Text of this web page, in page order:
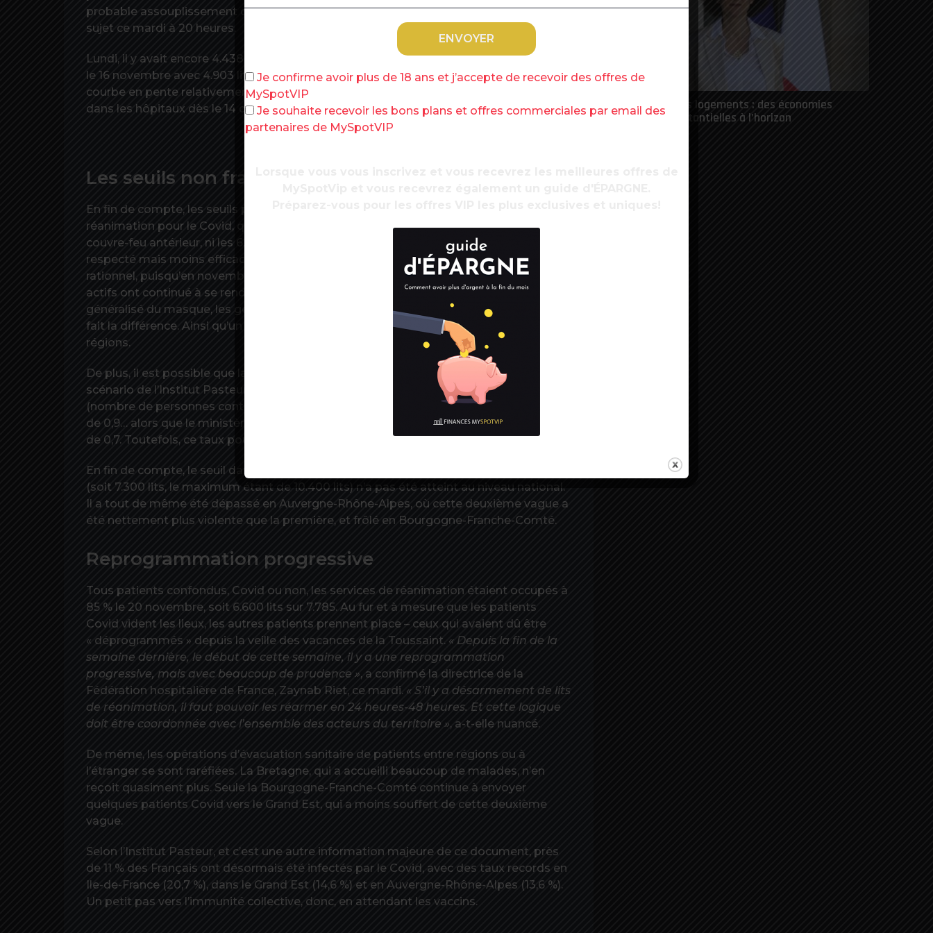
probable assouplissement du confinement – Emmanuel Macron doit s’exprimer à ce
sujet ce mardi à 20 heures.
Lundi, il y avait encore 4.438 malades du Covid en réanimation, le pic ayant été atteint
le 16 novembre avec 4.903 lits occupés par ces patients. L’Institut Pasteur dessine une
courbe en pente relativement douce, avec moins de 1.500 personnes en réanimation
dans les hôpitaux dès le 14 décembre.
Les seuils non franchis
En fin de compte, les seuils prévus n’ont pas été franchis : ni les 9.000 lits de
réanimation pour le Covid, qui correspondaient à une hypothèse sans confinement ni
couvre-feu antérieur, ni les 6.000 lits, fondés sur l’hypothèse d’un confinement
respecté mais moins efficace qu’au printemps . Prévoir une moindre efficacité était
rationnel, puisqu’en novembre les écoles sont restées ouvertes et que de nombreux
actifs ont continué à se rendre au travail. Néanmoins, on peut supposer que le port
généralisé du masque, les gestes barrières et l’éducation sanitaire des Français ont
fait la différence. Ainsi qu’un début d’effet d’immunité collective dans certaines
régions.
De plus, il est possible que la réalité s’avère plus favorable que ces projections. Car le
scénario de l’Institut Pasteur se fonde sur un nombre de reproduction du virus
(nombre de personnes contaminées en moyenne par chaque personne infectée)
de 0,9… alors que le ministère de la Santé, lui, table sur un nombre de reproduction
de 0,7. Toutefois, ce taux pourrait remonter avec la diminution des restrictions.
En fin de compte, le seuil dangereux de 70 % des capacités étendues de réanimation
(soit 7.300 lits, le maximum étant de 10.400 lits) n’a pas été atteint au niveau national.
Il a tout de même été dépassé en Auvergne-Rhône-Alpes, où cette deuxième vague a
été nettement plus violente que la première, et frôlé en Bourgogne-Franche-Comté.
Reprogrammation progressive
Tous patients confondus, Covid ou non, les services de réanimation étaient occupés à
85 % le 20 novembre, soit 6.600 lits sur 7.785. Au fur et à mesure que les patients
Covid vident les lieux, les autres patients prennent place – ceux qui avaient dû être
« déprogrammés » depuis la veille des vacances de la Toussaint. « Depuis la fin de la
semaine dernière, le début de cette semaine, il y a une reprogrammation
progressive, mais avec beaucoup de prudence », a confirmé la directrice de la
Fédération hospitalière de France, Zaynab Riet, ce mardi. « S’il y a désarmement de lits
de réanimation, il faut pouvoir les réarmer en 24 heures-48 heures. Et cette logique
doit être coordonnée avec l’ensemble des acteurs du territoire », a-t-elle nuancé.
De même, les opérations d’évacuation sanitaire de patients entre régions ou à
l’étranger se sont raréfiées. La Bretagne, qui a accueilli beaucoup de malades, n’en
reçoit quasiment plus. Seule la Bourgogne-Franche-Comté continue à envoyer
quelques patients Covid vers le Grand Est, qui a moins souffert de cette deuxième
vague.
Selon l’Institut Pasteur, et c’est une autre information majeure de ce document, près
de 11 % des Français ont désormais été infectés par le Covid, avec des taux records en
Ile-de-France (20,7 %), dans le Grand Est (14,6 %) et en Auvergne-Rhône-Alpes (13,6 %).
Un petit pas vers l’immunité collective, donc, en attendant les vaccins.
Rénovation des logements : des économies
d’énergie substantielles à l’horizon
Je confirme avoir plus de 18 ans et j’accepte de recevoir des offres de
MySpotVIP
Je souhaite recevoir les bons plans et offres commerciales par email des
partenaires de MySpotVIP